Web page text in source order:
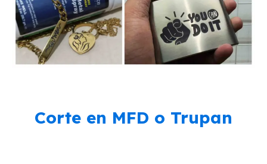
Corte en MFD o Trupan